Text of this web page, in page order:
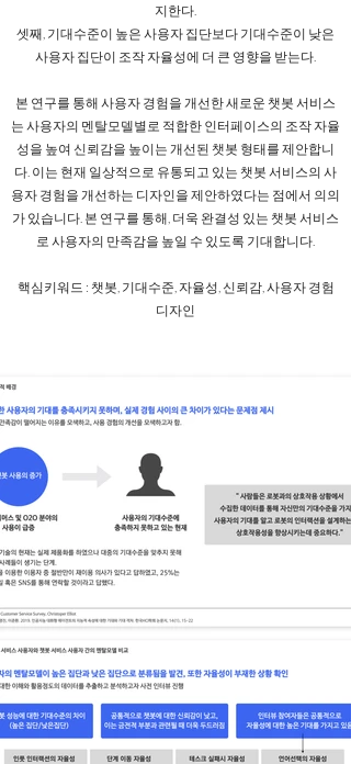
지한다.
셋째, 기대수준이 높은 사용자 집단보다 기대수준이 낮은
사용자 집단이 조작 자율성에 더 큰 영향을 받는다.
본 연구를 통해 사용자 경험을 개선한 새로운 챗봇 서비스
는 사용자의 멘탈모델별로 적합한 인터페이스의 조작 자율
성을 높여 신뢰감을 높이는 개선된 챗봇 형태를 제안합니
다. 이는 현재 일상적으로 유통되고 있는 챗봇 서비스의 사
용자 경험을 개선하는 디자인을 제안하였다는 점에서 의의
가 있습니다. 본 연구를 통해, 더욱 완결성 있는 챗봇 서비스
로 사용자의 만족감을 높일 수 있도록 기대합니다.
핵심키워드 : 챗봇, 기대수준, 자율성, 신뢰감, 사용자 경험
디자인